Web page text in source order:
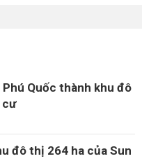
Quốc thành khu đô
cư
đô thị 264 ha của Sun